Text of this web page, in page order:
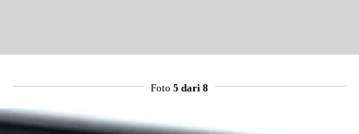
Foto 5 dari 8